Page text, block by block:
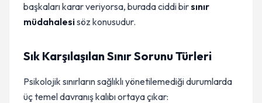
başkaları karar veriyorsa, burada ciddi birsınır
müdahalesisöz konusudur.
Sık Karşılaşılan Sınır Sorunu Türleri
Psikolojik sınırların sağlıklı yönetilemediği durumlarda
üç temel davranış kalıbı ortaya çıkar: